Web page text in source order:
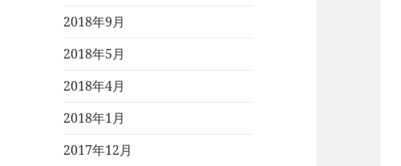
2018年9月
2018年5月
2018年4月
2018年1月
2017年12月